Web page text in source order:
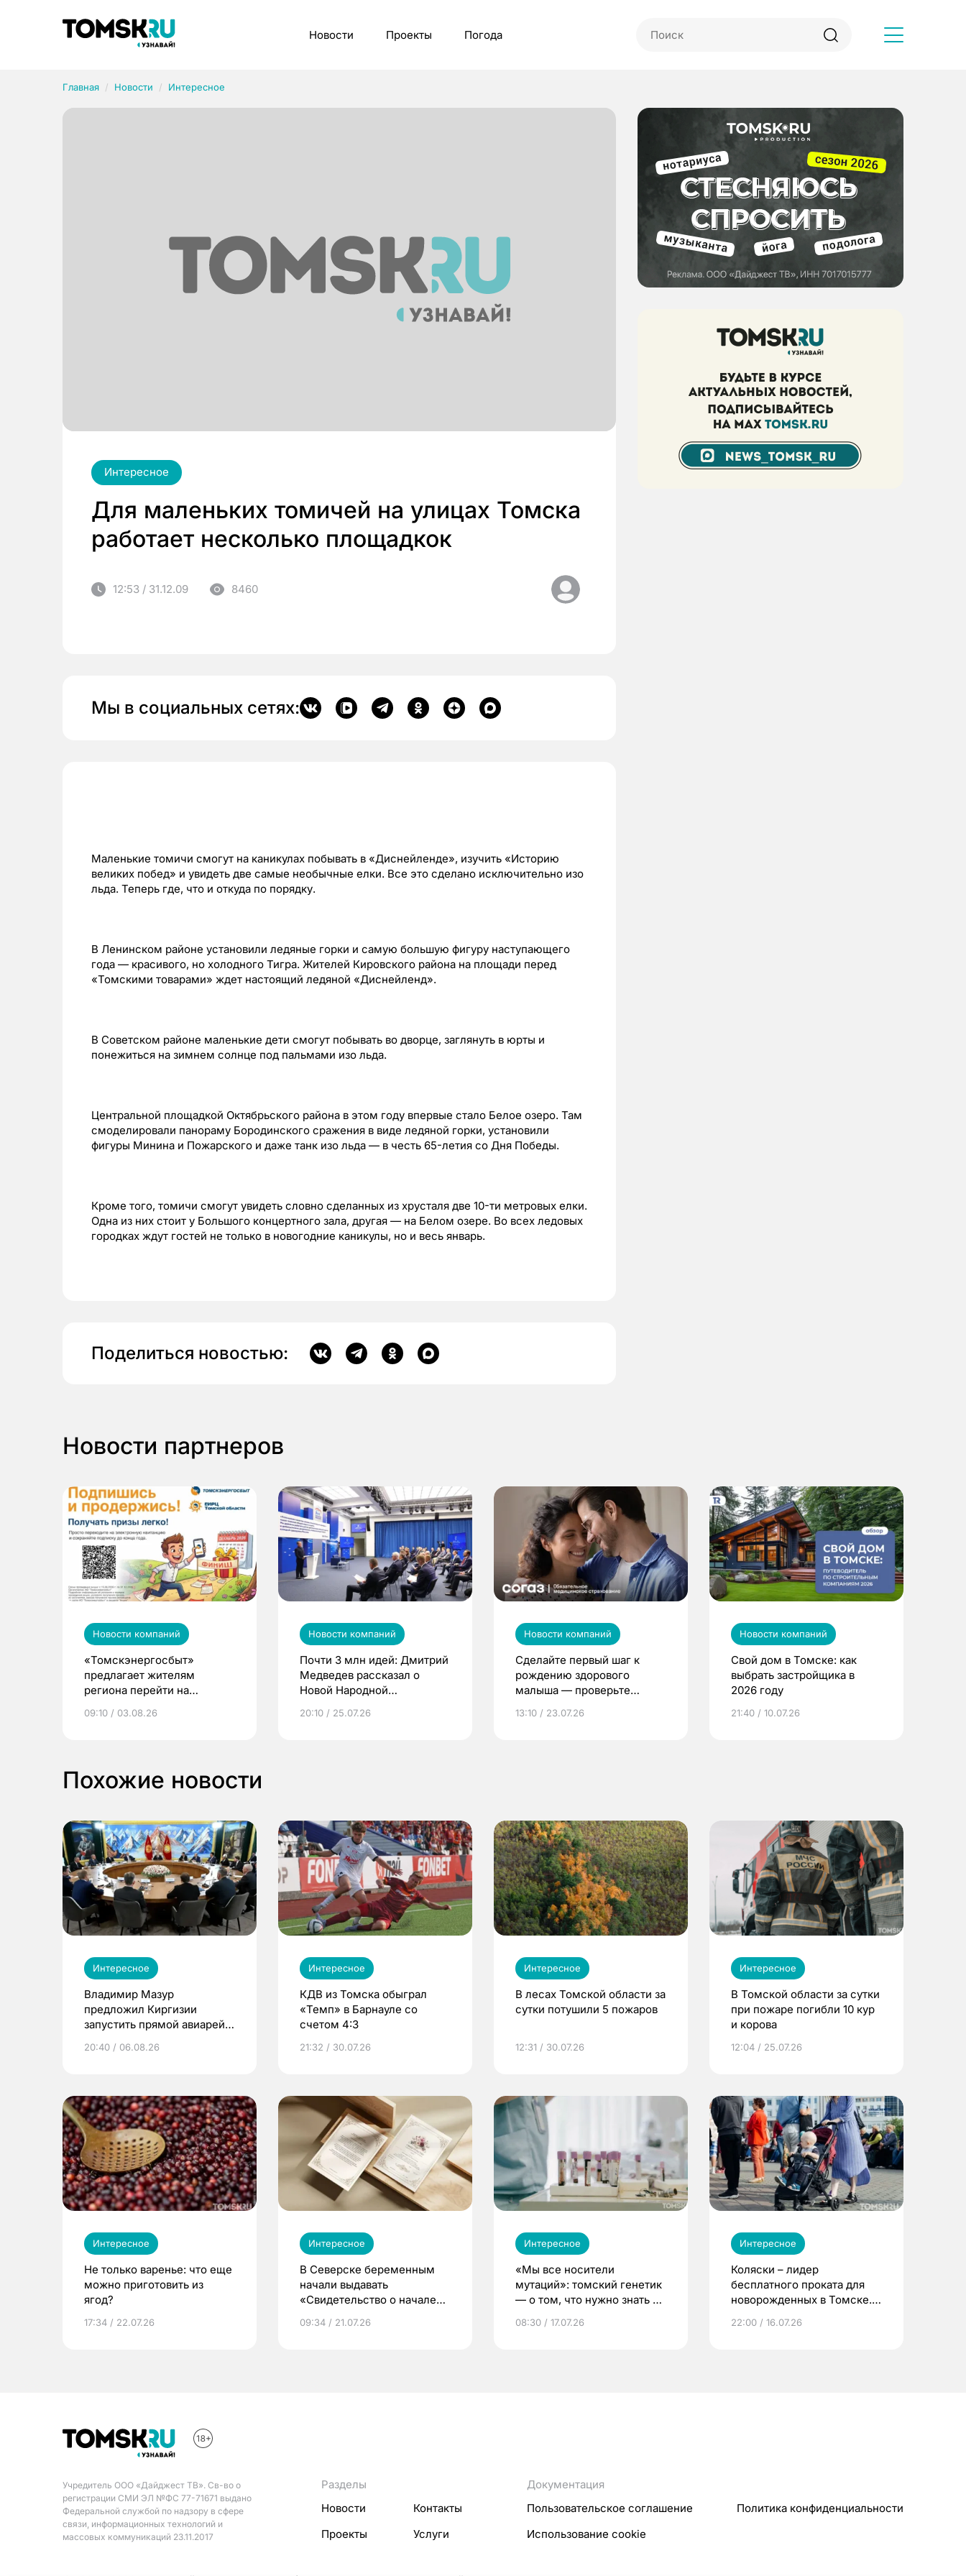
Новости Проекты Погода
Главная Новости Интересное
Интересное
Для маленьких томичей на улицах Томска
работает несколько площадкок
12:53 / 31.12.09 8460
Мы в социальных сетях:
Маленькие томичи смогут на каникулах побывать в «Диснейленде», изучить «Историю
великих побед» и увидеть две самые необычные елки. Все это сделано исключительно изо
льда. Теперь где, что и откуда по порядку.
В Ленинском районе установили ледяные горки и самую большую фигуру наступающего
года — красивого, но холодного Тигра. Жителей Кировского района на площади перед
«Томскими товарами» ждет настоящий ледяной «Диснейленд».
В Советском районе маленькие дети смогут побывать во дворце, заглянуть в юрты и
понежиться на зимнем солнце под пальмами изо льда.
Центральной площадкой Октябрьского района в этом году впервые стало Белое озеро. Там
смоделировали панораму Бородинского сражения в виде ледяной горки, установили
фигуры Минина и Пожарского и даже танк изо льда — в честь 65-летия со Дня Победы.
Кроме того, томичи смогут увидеть словно сделанных из хрусталя две 10-ти метровых елки.
Одна из них стоит у Большого концертного зала, другая — на Белом озере. Во всех ледовых
городках ждут гостей не только в новогодние каникулы, но и весь январь.
Поделиться новостью:
Новости партнеров
Новости компаний
«Томскэнергосбыт»
предлагает жителям
региона перейти на
выиграть призы
09:10 / 03.08.26
Новости компаний
Почти 3 млн идей: Дмитрий
Медведев рассказал о
Новой Народной
20:10 / 25.07.26
Новости компаний
Сделайте первый шаг к
рождению здорового
малыша — проверьте
по ОМС!
13:10 / 23.07.26
Новости компаний
Свой дом в Томске: как
выбрать застройщика в
2026 году
21:40 / 10.07.26
Похожие новости
Интересное
Владимир Мазур
предложил Киргизии
запустить прямой авиарейс
20:40 / 06.08.26
Интересное
КДВ из Томска обыграл
«Темп» в Барнауле со
счетом 4:3
21:32 / 30.07.26
Интересное
В лесах Томской области за
сутки потушили 5 пожаров
12:31 / 30.07.26
Интересное
В Томской области за сутки
при пожаре погибли 10 кур
и корова
12:04 / 25.07.26
Интересное
Не только варенье: что еще
можно приготовить из
ягод?
17:34 / 22.07.26
Интересное
В Северске беременным
начали выдавать
«Свидетельство о начале
09:34 / 21.07.26
Интересное
«Мы все носители
мутаций»: томский генетик
— о том, что нужно знать до
08:30 / 17.07.26
Интересное
Коляски – лидер
бесплатного проката для
новорожденных в Томске.
22:00 / 16.07.26
Учредитель ООО «Дайджест ТВ». Св-во о
регистрации СМИ ЭЛ №ФС 77-71671 выдано
Федеральной службой по надзору в сфере
связи, информационных технологий и
массовых коммуникаций 23.11.2017
Разделы
Новости
Контакты
Проекты
Услуги
Документация
Пользовательское соглашение
Политика конфиденциальности
Использование cookie
Рубрики